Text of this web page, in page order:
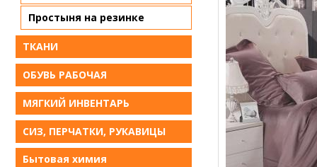
Простыня на резинке
ТКАНИ
ОБУВЬ РАБОЧАЯ
МЯГКИЙ ИНВЕНТАРЬ
СИЗ, ПЕРЧАТКИ, РУКАВИЦЫ
Бытовая химия